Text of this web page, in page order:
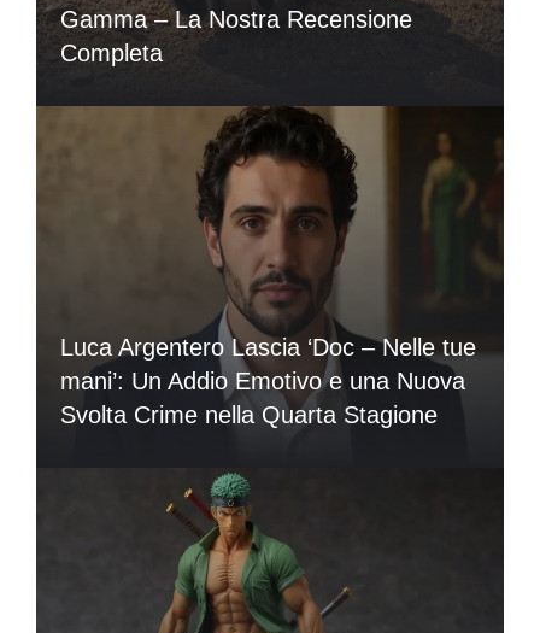
Gamma – La Nostra Recensione
Completa
Luca Argentero Lascia ‘Doc – Nelle tue
mani’: Un Addio Emotivo e una Nuova
Svolta Crime nella Quarta Stagione